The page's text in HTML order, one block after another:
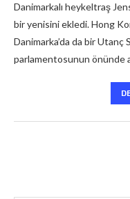
Danimarkalı heykeltraş
bir yenisini ekledi. Hong
Danimarka’da da bir Utanç
parlamentosunun önünde